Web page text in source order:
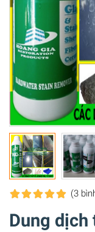
(3
Dung dịch